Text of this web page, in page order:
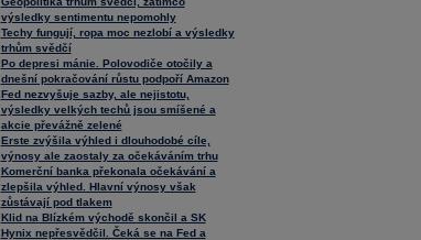
výsledky sentimentu nepomohly
Techy fungují, ropa moc nezlobí a výsledky
trhům svědčí
Po depresi mánie. Polovodiče otočily a
dnešní pokračování růstu podpoří Amazon
Fed nezvyšuje sazby, ale nejistotu,
výsledky velkých techů jsou smíšené a
akcie převážně zelené
Erste zvýšila výhled i dlouhodobé cíle,
výnosy ale zaostaly za očekáváním trhu
Komerční banka překonala očekávání a
zlepšila výhled. Hlavní výnosy však
zůstávají pod tlakem
Klid na Blízkém východě skončil a SK
Hynix nepřesvědčil. Čeká se na Fed a